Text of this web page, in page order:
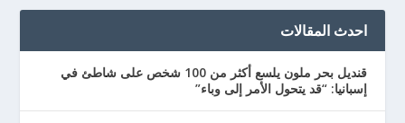
احدث المقالات
قنديل بحر ملون يلسع أكثر من 100 شخص على شاطئ في
إسبانيا: “قد يتحول الأمر إلى وباء”